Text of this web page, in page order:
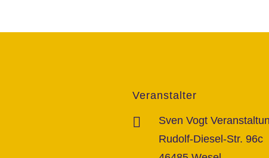
Veranstalter
Sven Vogt
Rudolf-Diesel-Str. 96c